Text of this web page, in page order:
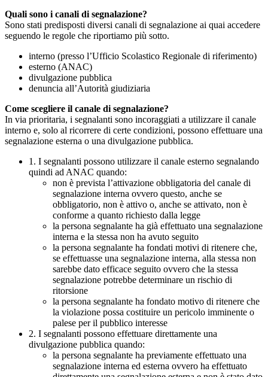
Quali sono i canali di segnalazione?
Sono stati predisposti diversi canali di segnalazione ai quai accedere
seguendo le regole che riportiamo più sotto.
interno (presso l’Ufficio Scolastico Regionale di riferimento)
esterno (ANAC)
divulgazione pubblica
denuncia all’Autorità giudiziaria
Come scegliere il canale di segnalazione?
In via prioritaria, i segnalanti sono incoraggiati a utilizzare il canale
interno e, solo al ricorrere di certe condizioni, possono effettuare una
segnalazione esterna o una divulgazione pubblica.
1. I segnalanti possono utilizzare il canale esterno segnalando
quindi ad ANAC quando:
non è prevista l’attivazione obbligatoria del canale di
segnalazione interna ovvero questo, anche se
obbligatorio, non è attivo o, anche se attivato, non è
conforme a quanto richiesto dalla legge
la persona segnalante ha già effettuato una segnalazione
interna e la stessa non ha avuto seguito
la persona segnalante ha fondati motivi di ritenere che,
se effettuasse una segnalazione interna, alla stessa non
sarebbe dato efficace seguito ovvero che la stessa
segnalazione potrebbe determinare un rischio di
ritorsione
la persona segnalante ha fondato motivo di ritenere che
la violazione possa costituire un pericolo imminente o
palese per il pubblico interesse
2. I segnalanti possono effettuare direttamente una
divulgazione pubblica quando:
la persona segnalante ha previamente effettuato una
segnalazione interna ed esterna ovvero ha effettuato